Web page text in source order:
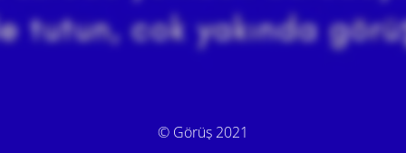
© Görüş 2021